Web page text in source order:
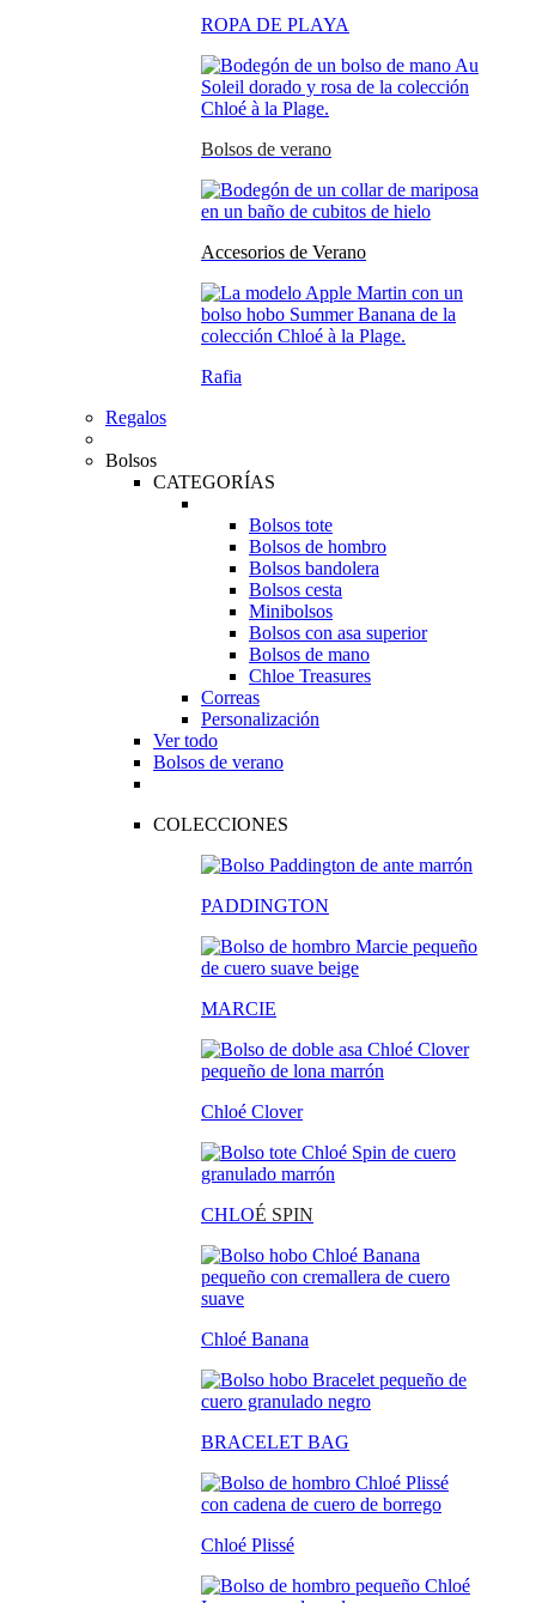
ROPA DE PLAYA
Bolsos de verano
Accesorios de Verano
Rafia
Regalos
Bolsos
CATEGORÍAS
Bolsos tote
Bolsos de hombro
Bolsos bandolera
Bolsos cesta
Minibolsos
Bolsos con asa superior
Bolsos de mano
Chloe Treasures
Correas
Personalización
Ver todo
Bolsos de verano
COLECCIONES
PADDINGTON
MARCIE
Chloé Clover
CHLOÉ SPIN
Chloé Banana
BRACELET BAG
Chloé Plissé